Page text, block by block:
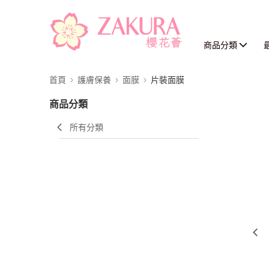
商品分類
首頁 護膚保養 面膜 片裝面膜
商品分類
所有分類